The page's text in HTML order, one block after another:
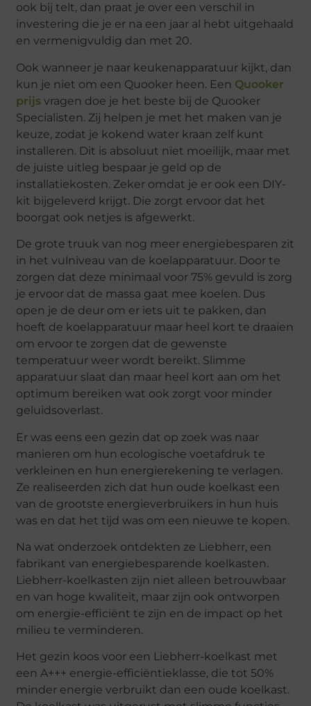
ook bij telt, dan praat je over een verschil in
investering die je er na een jaar al hebt uitgehaald
en vermenigvuldig dan met 20.
Ook wanneer je naar keukenapparatuur kijkt, dan
kun je niet om een Quooker heen. Een Quooker
prijs vragen doe je het beste bij de Quooker
Specialisten. Zij helpen je met het maken van je
keuze, zodat je kokend water kraan zelf kunt
installeren. Dit is absoluut niet moeilijk, maar met
de juiste uitleg bespaar je geld op de
installatiekosten. Zeker omdat je er ook een DIY-
kit bijgeleverd krijgt. Die zorgt ervoor dat het
boorgat ook netjes is afgewerkt.
De grote truuk van nog meer energiebesparen zit
in het vulniveau van de koelapparatuur. Door te
zorgen dat deze minimaal voor 75% gevuld is zorg
je ervoor dat de massa gaat mee koelen. Dus
open je de deur om er iets uit te pakken, dan
hoeft de koelapparatuur maar heel kort te draaien
om ervoor te zorgen dat de gewenste
temperatuur weer wordt bereikt. Slimme
apparatuur slaat dan maar heel kort aan om het
optimum bereiken wat ook zorgt voor minder
geluidsoverlast.
Er was eens een gezin dat op zoek was naar
manieren om hun ecologische voetafdruk te
verkleinen en hun energierekening te verlagen.
Ze realiseerden zich dat hun oude koelkast een
van de grootste energieverbruikers in hun huis
was en dat het tijd was om een nieuwe te kopen.
Na wat onderzoek ontdekten ze Liebherr, een
fabrikant van energiebesparende koelkasten.
Liebherr-koelkasten zijn niet alleen betrouwbaar
en van hoge kwaliteit, maar zijn ook ontworpen
om energie-efficiënt te zijn en de impact op het
milieu te verminderen.
Het gezin koos voor een Liebherr-koelkast met
een A+++ energie-efficiëntieklasse, die tot 50%
minder energie verbruikt dan een oude koelkast.